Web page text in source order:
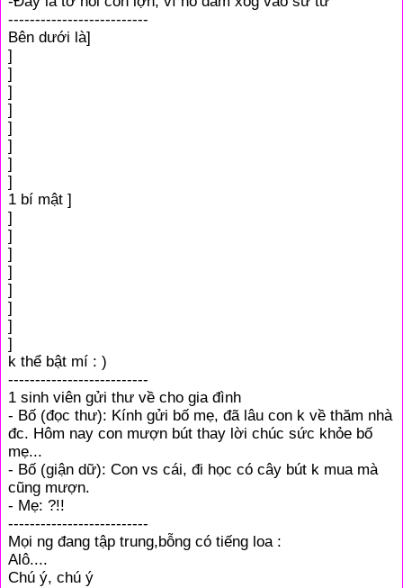
--------------------------
Bên dưới là]
]
]
]
]
]
]
]
]
1 bí mật ]
]
]
]
]
]
]
]
]
k thể bật mí : )
--------------------------
1 sinh viên gửi thư về cho gia đình
- Bố (đọc thư): Kính gửi bố mẹ, đã lâu con k về thăm nhà
đc. Hôm nay con mượn bút thay lời chúc sức khỏe bố
mẹ...
- Bố (giận dữ): Con vs cái, đi học có cây bút k mua mà
cũng mượn.
- Mẹ: ?!!
--------------------------
Mọi ng đang tập trung,bỗng có tiếng loa :
Alô....
Chú ý, chú ý